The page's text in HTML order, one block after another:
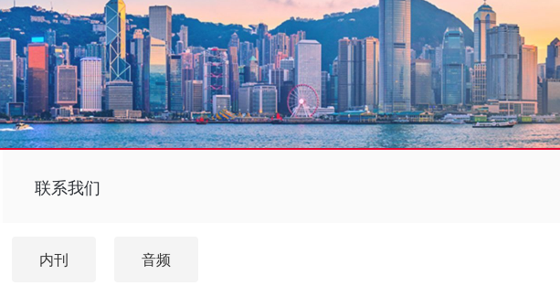
联系我们
内刊 音频